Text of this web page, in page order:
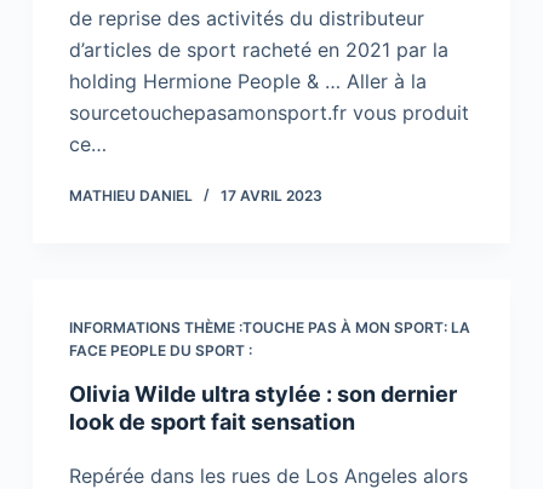
de reprise des activités du distributeur
d’articles de sport racheté en 2021 par la
holding Hermione People & … Aller à la
sourcetouchepasamonsport.fr vous produit
ce…
MATHIEU DANIEL 17 AVRIL 2023
INFORMATIONS THÈME :TOUCHE PAS À MON SPORT: LA
FACE PEOPLE DU SPORT :
Olivia Wilde ultra stylée : son dernier
look de sport fait sensation
Repérée dans les rues de Los Angeles alors